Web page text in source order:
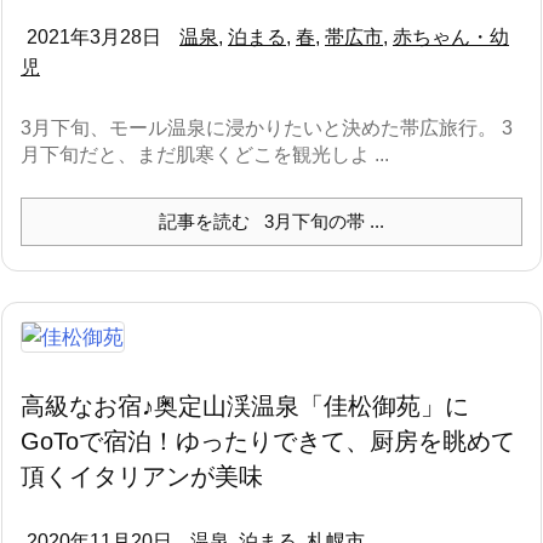
2021年3月28日 温泉, 泊まる, 春, 帯広市, 赤ちゃん・幼
児
3月下旬、モール温泉に浸かりたいと決めた帯広旅行。 3
月下旬だと、まだ肌寒くどこを観光しよ ...
記事を読む 3月下旬の帯 ...
高級なお宿♪奥定山渓温泉「佳松御苑」に
GoToで宿泊！ゆったりできて、厨房を眺めて
頂くイタリアンが美味